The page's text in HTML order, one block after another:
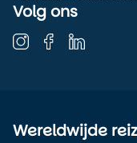
Volg ons
Wereldwijde